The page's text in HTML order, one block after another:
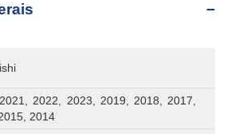
2022, 2023, 2019, 2018, 2017,
2014